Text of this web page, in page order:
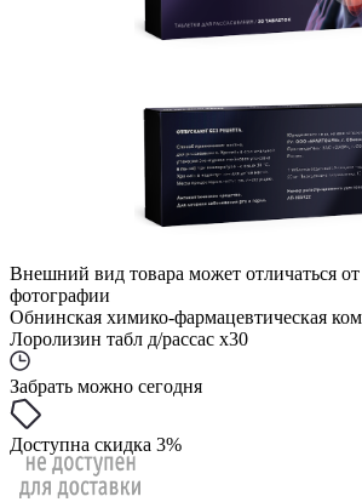
Внешний вид товара может отличаться
фотографии
Обнинская химико-фармацевтическая
Лоролизин табл д/рассас x30
Забрать можно сегодня
Доступна скидка 3%